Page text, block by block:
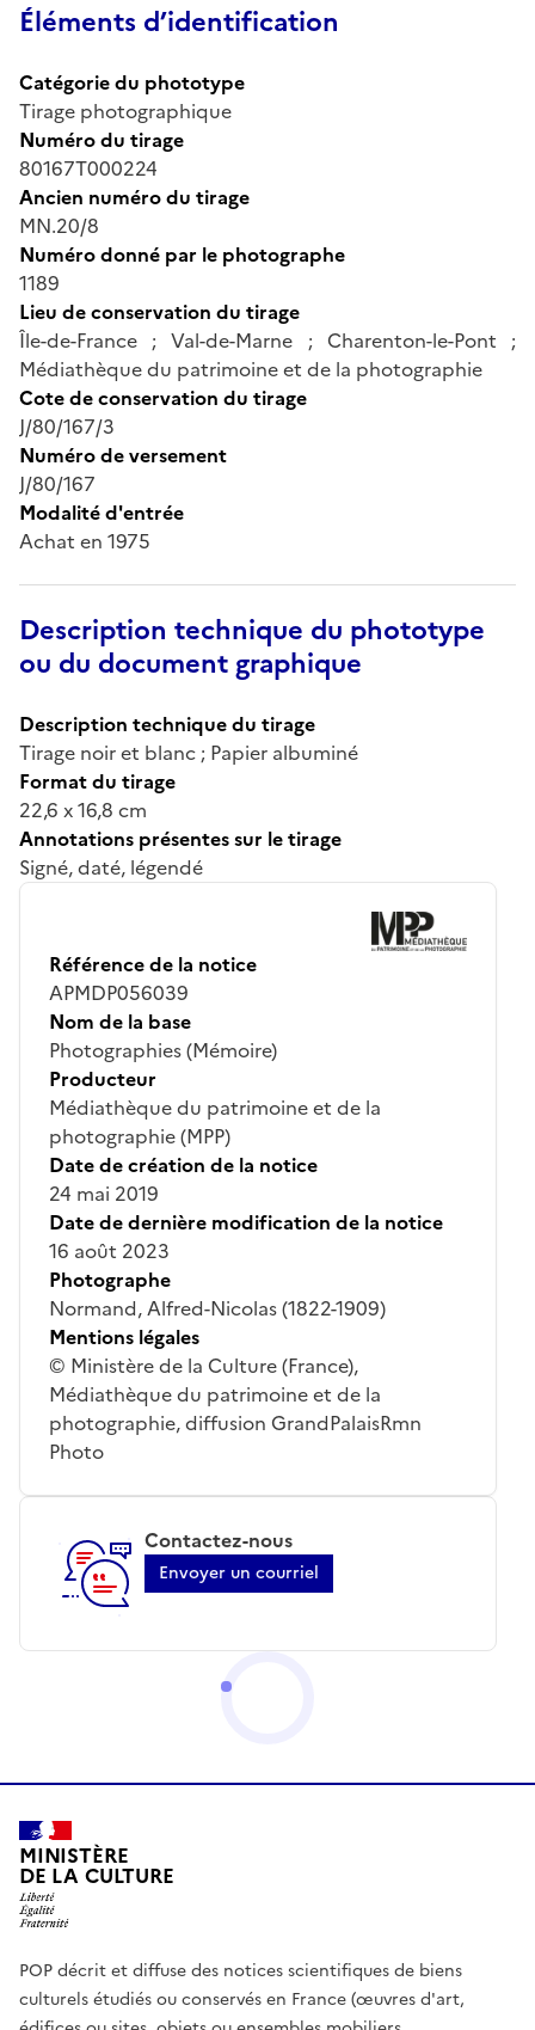
Éléments d’identification
Catégorie du phototype
Tirage photographique
Numéro du tirage
80167T000224
Ancien numéro du tirage
MN.20/8
Numéro donné par le photographe
1189
Lieu de conservation du tirage
Île-de-France ; Val-de-Marne ; Charenton-le-Pont ;
Médiathèque du patrimoine et de la photographie
Cote de conservation du tirage
J/80/167/3
Numéro de versement
J/80/167
Modalité d'entrée
Achat en 1975
Description technique du phototype
ou du document graphique
Description technique du tirage
Tirage noir et blanc ; Papier albuminé
Format du tirage
22,6 x 16,8 cm
Annotations présentes sur le tirage
Signé, daté, légendé
Référence de la notice
APMDP056039
Nom de la base
Photographies (Mémoire)
Producteur
Médiathèque du patrimoine et de la
photographie (MPP)
Date de création de la notice
24 mai 2019
Date de dernière modification de la notice
16 août 2023
Photographe
Normand, Alfred-Nicolas (1822-1909)
Mentions légales
© Ministère de la Culture (France),
Médiathèque du patrimoine et de la
photographie, diffusion GrandPalaisRmn
Photo
Contactez-nous
Envoyer un courriel
MINISTÈRE
DE LA CULTURE
POP décrit et diffuse des notices scientifiques de biens
culturels étudiés ou conservés en France (œuvres d'art,